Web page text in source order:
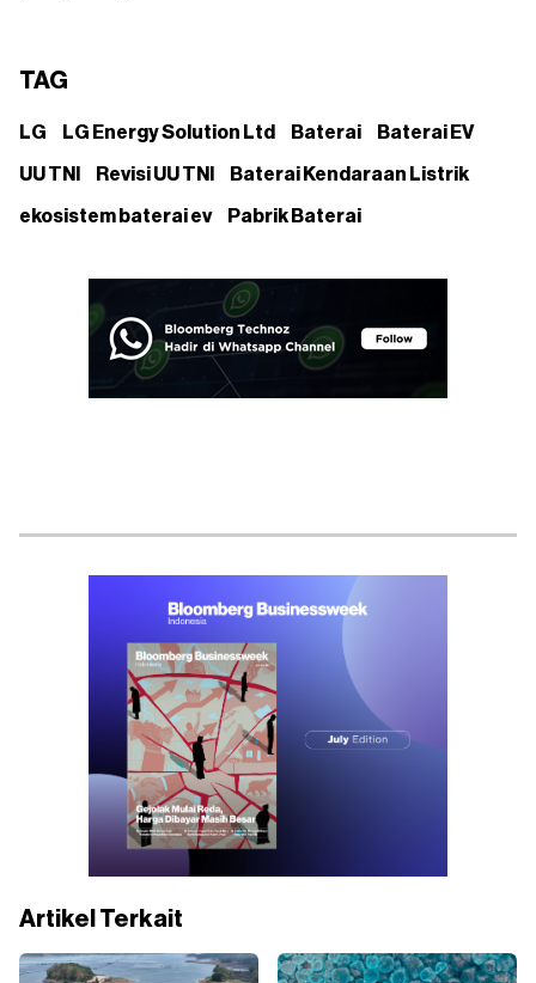
TAG
LG LG Energy Solution Ltd Baterai Baterai EV
UU TNI Revisi UU TNI Baterai Kendaraan Listrik
ekosistem baterai ev Pabrik Baterai
Artikel Terkait